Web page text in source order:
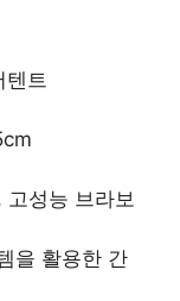
텐트
성능 브라보
을 활용한 간